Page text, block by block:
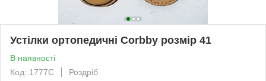
Устілки ортопедичні Corbby розмір 41
В наявності
Код: 1777C
Роздріб